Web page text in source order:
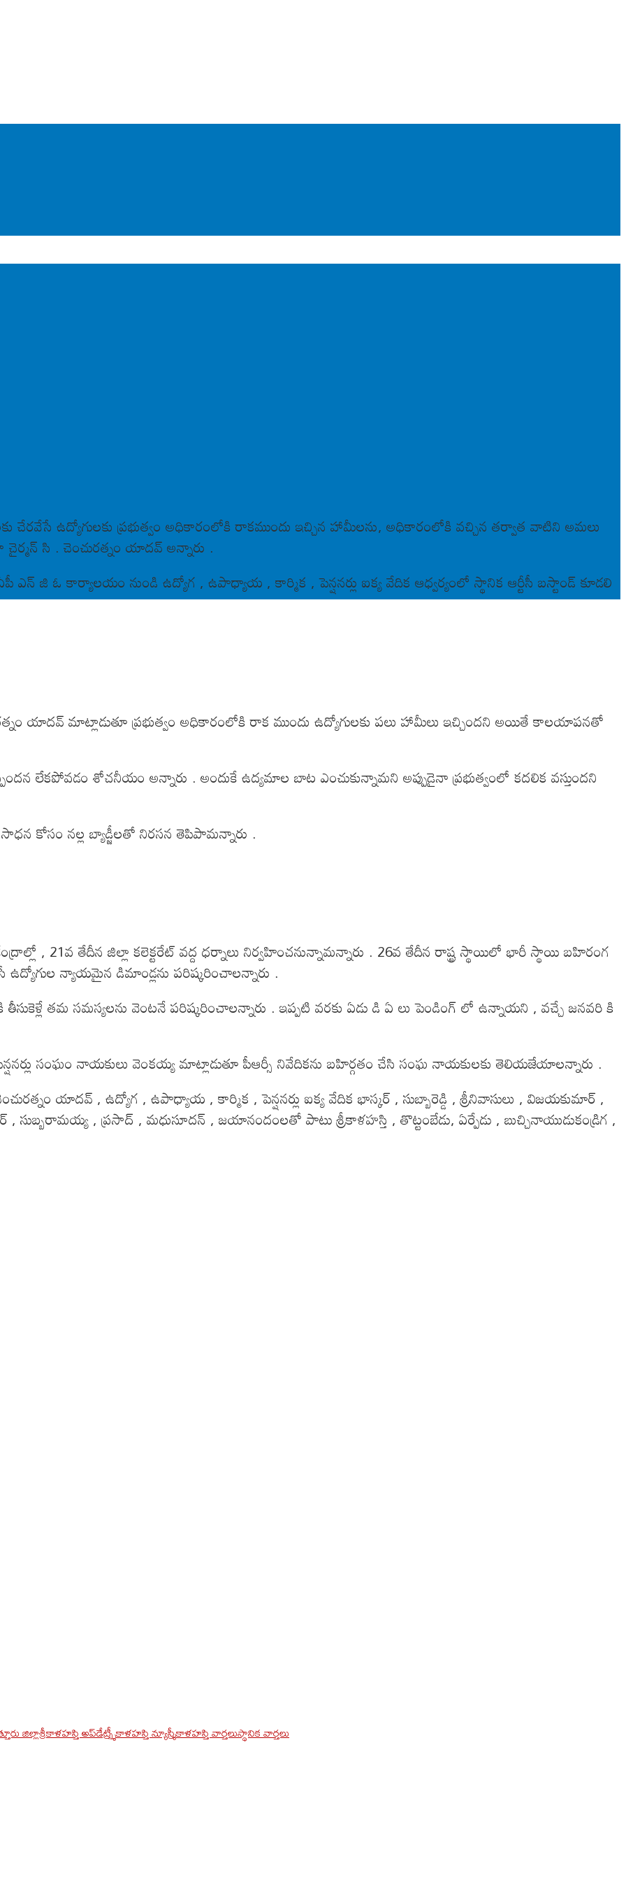
చేరవేసే ఉద్యోగులకు ప్రభుత్వం అధికారంలోకి రాకముందు ఇచ్చిన హామీలను, అధికారంలోకి వచ్చిన తర్వాత వాటిని అమలు
సి . చెంచురత్నం యాదవ్ అన్నారు .
ఎన్ జి ఓ కార్యాలయం నుండి ఉద్యోగ , ఉపాధ్యాయ , కార్మిక , పెన్షనర్లు ఐక్య వేదిక ఆధ్వర్యంలో స్థానిక ఆర్టీసీ బస్టాండ్ కూడలి
యాదవ్ మాట్లాడుతూ ప్రభుత్వం అధికారంలోకి రాక ముందు ఉద్యోగులకు పలు హామీలు ఇచ్చిందని అయితే కాలయాపనతో
లేకపోవడం శోచనీయం అన్నారు . అందుకే ఉద్యమాల బాట ఎంచుకున్నామని అప్పుడైనా ప్రభుత్వంలో కదలిక వస్తుందని
కోసం నల్ల బ్యాడ్జీలతో నిరసన తెపిపామన్నారు .
, 21వ తేదీన జిల్లా కలెక్టరేట్ వద్ద ధర్నాలు నిర్వహించనున్నామన్నారు . 26వ తేదీన రాష్ట్ర స్థాయిలో భారీ స్థాయి బహిరంగ
ఉద్యోగుల న్యాయమైన డిమాండ్లను పరిష్కరించాలన్నారు .
తీసుకెళ్లే తమ సమస్యలను వెంటనే పరిష్కరించాలన్నారు . ఇప్పటి వరకు ఏడు డి ఏ లు పెండింగ్ లో ఉన్నాయని , వచ్చే జనవరి కి
సంఘం నాయకులు వెంకయ్య మాట్లాడుతూ పీఆర్సీ నివేదికను బహిర్గతం చేసి సంఘ నాయకులకు తెలియజేయాలన్నారు .
యాదవ్ , ఉద్యోగ , ఉపాధ్యాయ , కార్మిక , పెన్షనర్లు ఐక్య వేదిక భాస్కర్ , సుబ్బారెడ్డి , శ్రీనివాసులు , విజయకుమార్ ,
, ప్రసాద్ , మధుసూదన్ , జయానందంలతో పాటు శ్రీకాళహస్తి , తొట్టంబేడు, ఏర్పేడు , బుచ్చినాయుడుకండ్రిగ ,
జిల్లాశ్రీకాళహస్తి అప్‌డేట్స్శ్రీకాళహస్తి న్యూస్శ్రీకాళహస్తి వార్తలుస్థానిక వార్తలు